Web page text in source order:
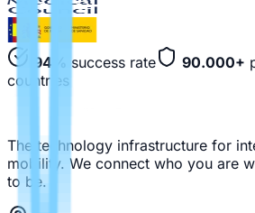
94% success rate 90.000+
countries
The technology infrastructure for
mobility. We connect who you are
to be.